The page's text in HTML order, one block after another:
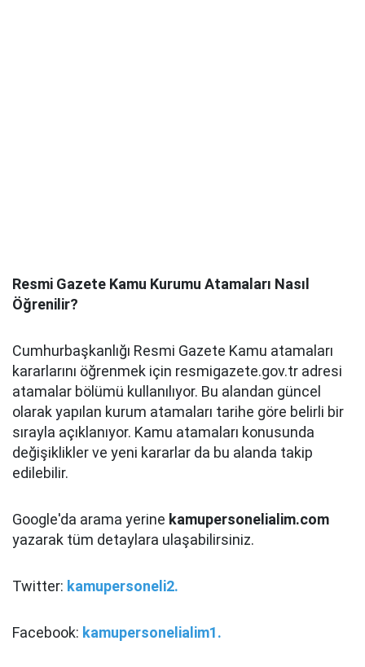
Resmi Gazete Kamu Kurumu Atamaları Nasıl
Öğrenilir?
Cumhurbaşkanlığı Resmi Gazete Kamu atamaları
kararlarını öğrenmek için resmigazete.gov.tr adresi
atamalar bölümü kullanılıyor. Bu alandan güncel
olarak yapılan kurum atamaları tarihe göre belirli bir
sırayla açıklanıyor. Kamu atamaları konusunda
değişiklikler ve yeni kararlar da bu alanda takip
edilebilir.
Google'da arama yerine kamupersonelialim.com
yazarak tüm detaylara ulaşabilirsiniz.
Twitter: kamupersoneli2.
Facebook: kamupersonelialim1.